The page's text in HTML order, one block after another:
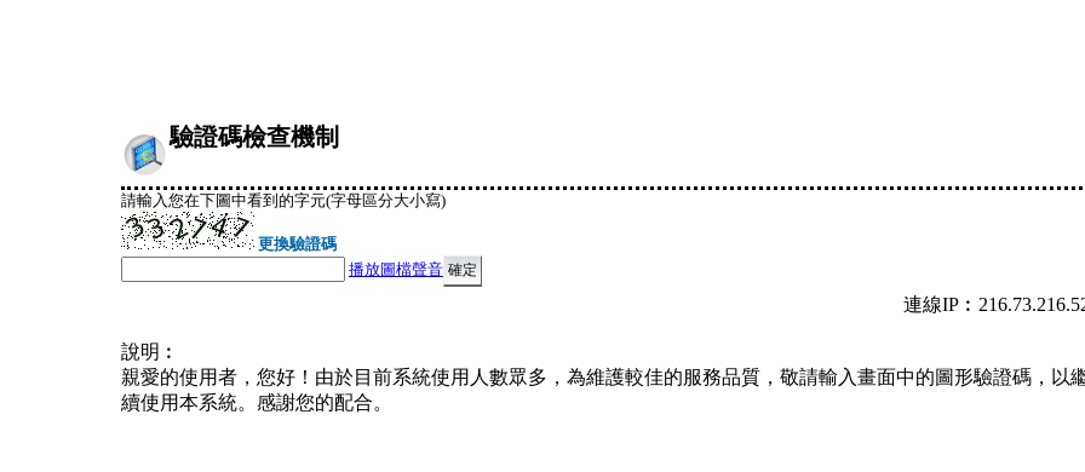
驗證碼檢查機制
請輸入您在下圖中看到的字元(字母區分大小寫)
更換驗證碼
播放圖檔聲音
連線
說明︰
親愛的使用者，您好！由於目前系統使用人數眾多，為維護較佳的服務品質，敬請輸入畫面中的圖形驗證碼，以
續使用本系統。感謝您的配合。